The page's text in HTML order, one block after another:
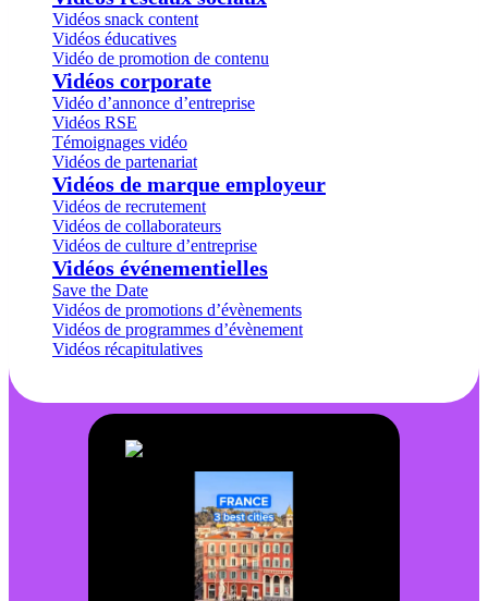
Vidéos snack content
Vidéos éducatives
Vidéo de promotion de contenu
Vidéos corporate
Vidéo d’annonce d’entreprise
Vidéos RSE
Témoignages vidéo
Vidéos de partenariat
Vidéos de marque employeur
Vidéos de recrutement
Vidéos de collaborateurs
Vidéos de culture d’entreprise
Vidéos événementielles
Save the Date
Vidéos de promotions d’évènements
Vidéos de programmes d’évènement
Vidéos récapitulatives